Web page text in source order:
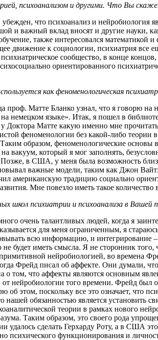
психоанализом и другими. Что Вы
что психоанализ и нейробиология
и важный вклад вносят и другие науки,
также интересовался
движение к социологии, пси­хиатрия все
сообщество, в конце
ориентированного
как феноменологи­ческая
проф. Матте Бланко узнал, что я говорю
немецком языке». Итак, я пошел в
Доктора Матте какую именно мне
феноменологии без какой-либо теории
образом, феноменологические
вакуум, который я мог заполнять,
в США, у меня была возможность
важные модели, таким как Джон
американскую традицию социально
Мне повезло иметь такое количество
школ психиатрии и психоанализа в Вашей
очень талантливых людей, когда я
для меня ограниченным, я
всю информацию, и интегрирование
будет иметь смысла. Я не сторонник
нейробиологией, во времена
Фрейд писал об аффекте. Они думали,
том, что аффекты являются основным
нейробиологии того времени. Фрейд
этом, поскольку все это означает, что
обязанностью является установить
теории в рамках нового
Таким образом, это своего рода
удалось сделать Герхарду Роту, а в США
психического функционирования и